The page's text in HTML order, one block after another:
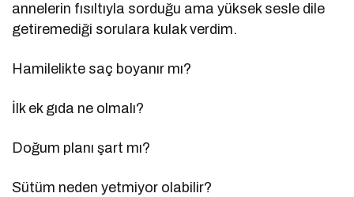
annelerin fısıltıyla sorduğu ama yüksek sesle dile
getiremediği sorulara kulak verdim.
Hamilelikte saç boyanır mı?
İlk ek gıda ne olmalı?
Doğum planı şart mı?
Sütüm neden yetmiyor olabilir?